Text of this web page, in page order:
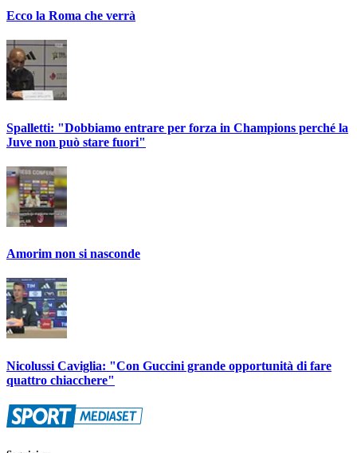
Ecco la Roma che verrà
Spalletti: "Dobbiamo entrare per forza in Champions perché la
Juve non può stare fuori"
Amorim non si nasconde
Nicolussi Caviglia: "Con Guccini grande opportunità di fare
quattro chiacchere"